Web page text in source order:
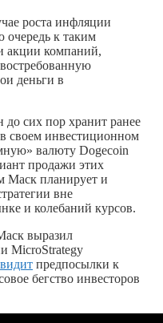
роста инфляции
очередь к таким
акции компаний,
деньги в
до сих пор хранит ранее
своем инвестиционном
валюту Dogecoin
продажи этих
Маск планирует и
вне
и колебаний курсов.
выразил
MicroStrategy
видит предпосылки к
бегство инвесторов